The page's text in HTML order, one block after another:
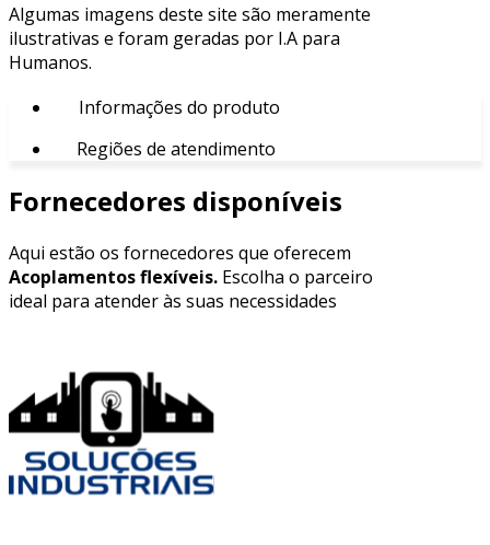
Algumas imagens deste site são meramente
ilustrativas e foram geradas por I.A para
Humanos.
Informações do produto
Regiões de atendimento
Fornecedores disponíveis
Aqui estão os fornecedores que oferecem
Acoplamentos flexíveis. Escolha o parceiro
ideal para atender às suas necessidades